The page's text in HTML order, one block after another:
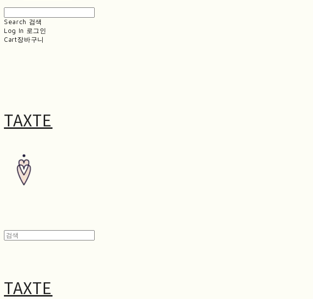
Search 검색
Log In 로그인
Cart장바구니
TAXTE
TAXTE